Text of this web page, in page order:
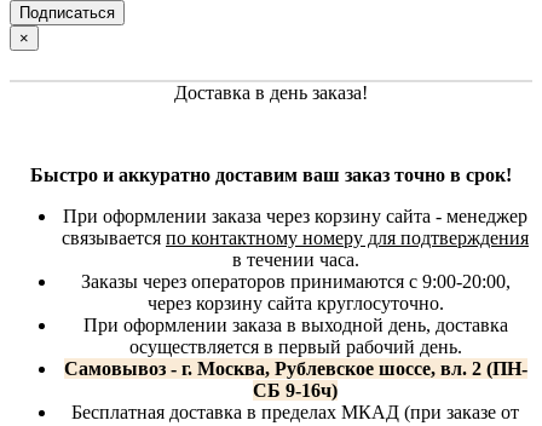
×
Доставка в день заказа!
Быстро и аккуратно доставим ваш заказ точно в срок!
При оформлении заказа через корзину сайта - менеджер
связывается по контактному номеру для подтверждения
в течении часа.
Заказы через операторов принимаются с 9:00-20:00,
через корзину сайта круглосуточно.
При оформлении заказа в выходной день, доставка
осуществляется в первый рабочий день.
Самовывоз - г. Москва, Рублевское шоссе, вл. 2 (ПН-
СБ 9-16ч)
Бесплатная доставка в пределах МКАД (при заказе от